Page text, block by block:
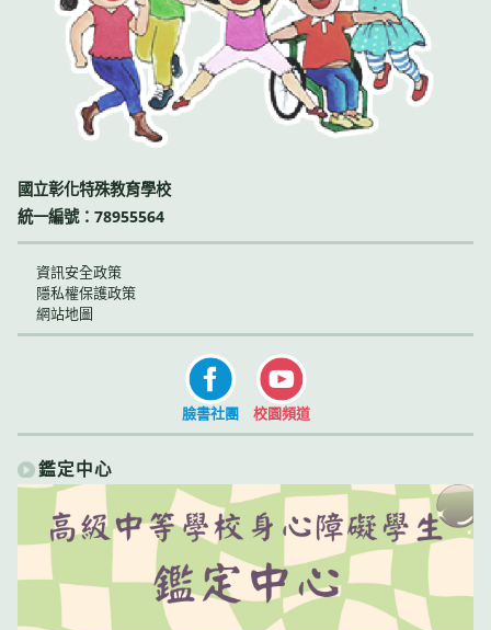
國立彰化特殊教育學校
統一編號：78955564
資訊安全政策
隱私權保護政策
網站地圖
臉書社團 校園頻道
鑑定中心